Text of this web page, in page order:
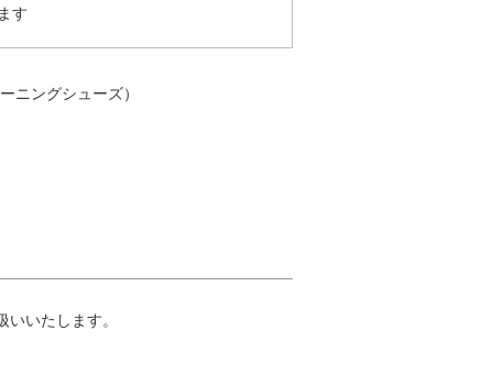
す
ニングシューズ）
いたします。